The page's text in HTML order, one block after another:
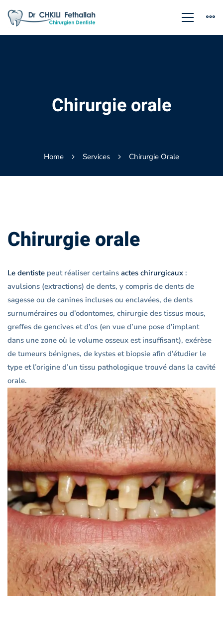
Chirurgie orale
Home Services Chirurgie Orale
Chirurgie orale
Le dentiste peut réaliser certains actes chirurgicaux :
avulsions (extractions) de dents, y compris de dents de
sagesse ou de canines incluses ou enclavées, de dents
surnuméraires ou d’odontomes, chirurgie des tissus mous,
greffes de gencives et d’os (en vue d’une pose d’implant
dans une zone où le volume osseux est insuffisant), exérèse
de tumeurs bénignes, de kystes et biopsie afin d’étudier le
type et l’origine d’un tissu pathologique trouvé dans la cavité
orale.